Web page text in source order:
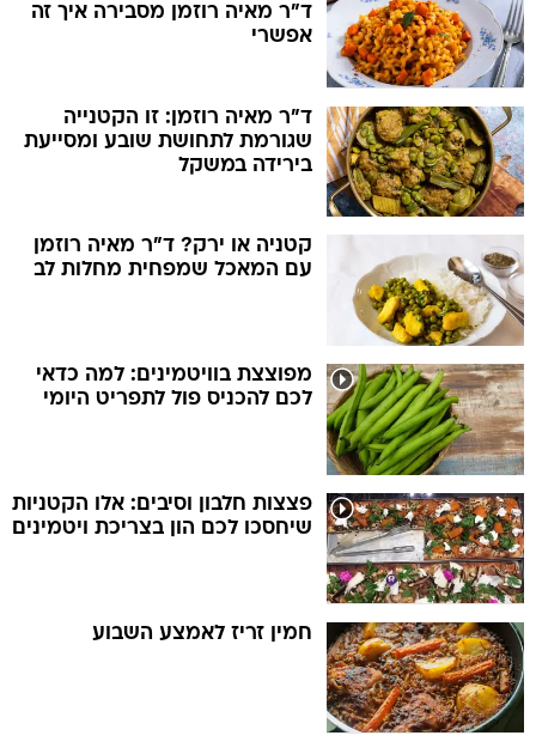
ד"ר מאיה רוזמן מסבירה איך זה
אפשרי
ד"ר מאיה רוזמן: זו הקטנייה
שגורמת לתחושת שובע ומסייעת
בירידה במשקל
קטניה או ירק? ד"ר מאיה רוזמן
עם המאכל שמפחית מחלות לב
מפוצצת בוויטמינים: למה כדאי
לכם להכניס פול לתפריט היומי
פצצות חלבון וסיבים: אלו הקטניות
שיחסכו לכם הון בצריכת ויטמינים
חמין זריז לאמצע השבוע